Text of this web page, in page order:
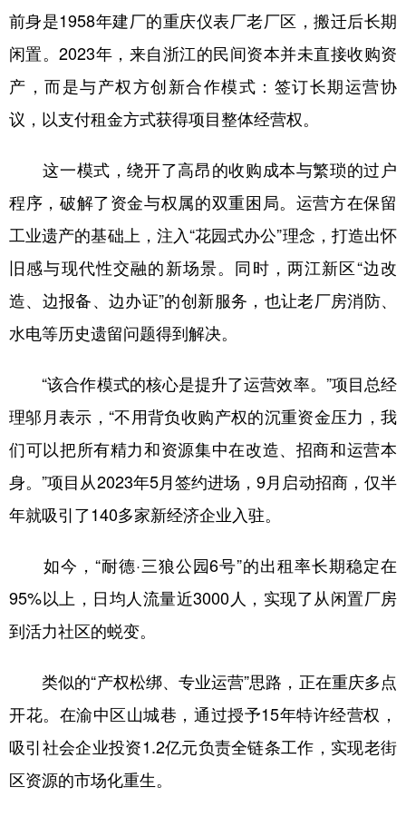
前身是1958年建厂的重庆仪表厂老厂区，搬迁后长期
闲置。2023年，来自浙江的民间资本并未直接收购资
产，而是与产权方创新合作模式：签订长期运营协
议，以支付租金方式获得项目整体经营权。
这一模式，绕开了高昂的收购成本与繁琐的过户
程序，破解了资金与权属的双重困局。运营方在保留
工业遗产的基础上，注入“花园式办公”理念，打造出怀
旧感与现代性交融的新场景。同时，两江新区“边改
造、边报备、边办证”的创新服务，也让老厂房消防、
水电等历史遗留问题得到解决。
“该合作模式的核心是提升了运营效率。”项目总经
理邬月表示，“不用背负收购产权的沉重资金压力，我
们可以把所有精力和资源集中在改造、招商和运营本
身。”项目从2023年5月签约进场，9月启动招商，仅半
年就吸引了140多家新经济企业入驻。
如今，“耐德·三狼公园6号”的出租率长期稳定在
95%以上，日均人流量近3000人，实现了从闲置厂房
到活力社区的蜕变。
类似的“产权松绑、专业运营”思路，正在重庆多点
开花。在渝中区山城巷，通过授予15年特许经营权，
吸引社会企业投资1.2亿元负责全链条工作，实现老街
区资源的市场化重生。